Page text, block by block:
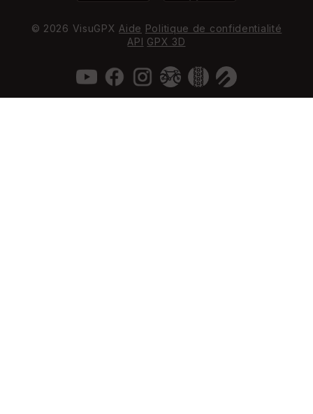
© 2026 VisuGPX Aide Politique de confidentialité
API GPX 3D